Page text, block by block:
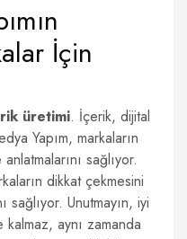
İçin
üretimi. İçerik, dijital
Yapım, markaların
sağlıyor.
dikkat çekmesini
sağlıyor. Unutmayın, iyi
aynı zamanda